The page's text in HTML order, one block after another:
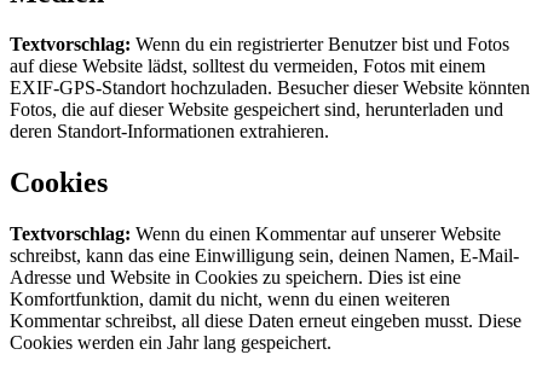
Textvorschlag: Wenn du ein registrierter Benutzer bist und Fotos
auf diese Website lädst, solltest du vermeiden, Fotos mit einem
EXIF-GPS-Standort hochzuladen. Besucher dieser Website könnten
Fotos, die auf dieser Website gespeichert sind, herunterladen und
deren Standort-Informationen extrahieren.
Cookies
Textvorschlag: Wenn du einen Kommentar auf unserer Website
schreibst, kann das eine Einwilligung sein, deinen Namen, E-Mail-
Adresse und Website in Cookies zu speichern. Dies ist eine
Komfortfunktion, damit du nicht, wenn du einen weiteren
Kommentar schreibst, all diese Daten erneut eingeben musst. Diese
Cookies werden ein Jahr lang gespeichert.